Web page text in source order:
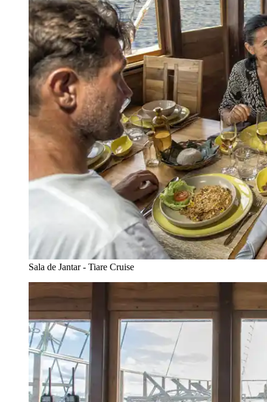
Sala de Jantar - Tiare Cruise